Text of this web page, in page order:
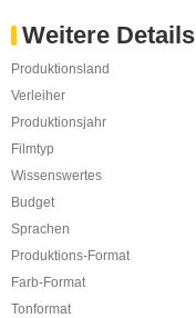
Weitere Details
Produktionsland
Verleiher
Produktionsjahr
Filmtyp
Wissenswertes
Budget
Sprachen
Produktions-Format
Farb-Format
Tonformat